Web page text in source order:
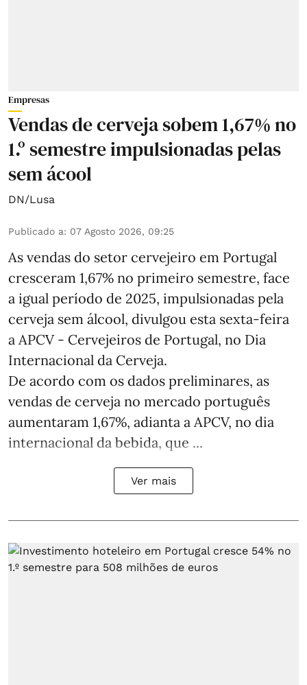
Empresas
Vendas de cerveja sobem 1,67% no
1.º semestre impulsionadas pelas
sem ácool
DN/Lusa
Publicado a: 07 Agosto 2026, 09:25
As vendas do setor cervejeiro em Portugal
cresceram 1,67% no primeiro semestre, face
a igual período de 2025, impulsionadas pela
cerveja sem álcool, divulgou esta sexta-feira
a APCV - Cervejeiros de Portugal, no Dia
Internacional da Cerveja.
De acordo com os dados preliminares, as
vendas de cerveja no mercado português
aumentaram 1,67%, adianta a APCV, no dia
internacional da bebida, que ...
Ver mais